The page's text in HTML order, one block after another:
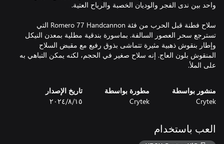
سلاح فطنة قبل الحرب من فئة Romero 77 Handcannon التي
تسترجع سحر العصور السالفة. بماسورة بندقية مطلية بمعدن النيكل
وإطار بنقوش ذهبية مثيرة تتماشى بذوق رفيع مع مقبض السلاح
المنقوش بلون العاج. إنه سلاح صغير في الحجم، لكنه يمكن التباهي به
على الملأ.
منشور بواسطة
Crytek
مطورة بواسطة
Crytek
تاريخ الإصدار
١٥‏/٨‏/٢٠٢٤
العب باستخدام